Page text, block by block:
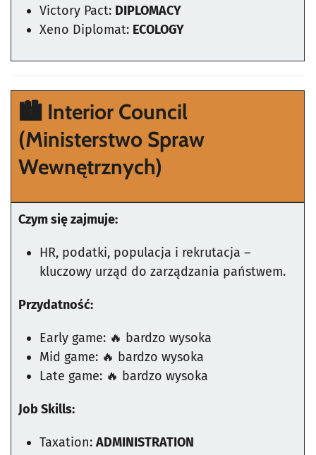
Victory Pact: DIPLOMACY
Xeno Diplomat: ECOLOGY
🏙️ Interior Council
(Ministerstwo Spraw
Wewnętrznych)
Czym się zajmuje:
HR, podatki, populacja i rekrutacja –
kluczowy urząd do zarządzania państwem.
Przydatność:
Early game: 🔥 bardzo wysoka
Mid game: 🔥 bardzo wysoka
Late game: 🔥 bardzo wysoka
Job Skills:
Taxation: ADMINISTRATION